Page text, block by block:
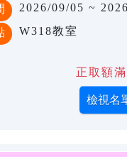
2026/09/05 ~
W318教室
正取額